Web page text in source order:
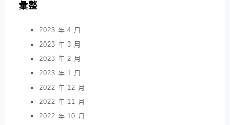
彙整
2023 年 4 月
2023 年 3 月
2023 年 2 月
2023 年 1 月
2022 年 12 月
2022 年 11 月
2022 年 10 月